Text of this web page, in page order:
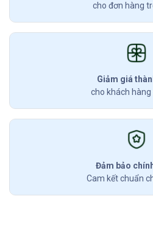
cho đơn hàng
Giảm giá
cho khách
Đảm bảo
Cam kết chuẩn